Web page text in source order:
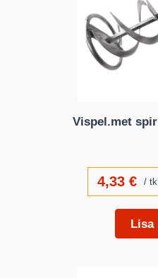
Vispel.met spir
4,33€ tk
Lisa